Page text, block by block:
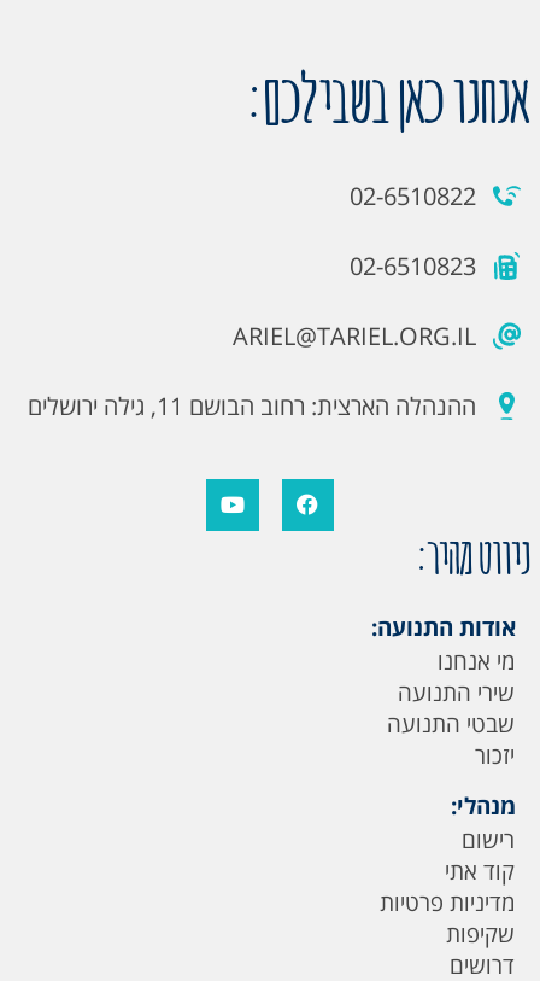
אנחנו כאן בשבילכם:
02-6510822
02-6510823
ARIEL@TARIEL.ORG.IL
ההנהלה הארצית: רחוב הבושם 11, גילה ירושלים
ניווט מהיר:
אודות התנועה:
מי אנחנו
שירי התנועה
שבטי התנועה
יזכור
מנהלי:
רישום
קוד אתי
מדיניות פרטיות
שקיפות
דרושים